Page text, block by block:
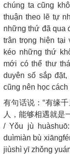
chúng ta cũng
thuận theo lẽ tự
những thứ đã qua
trân trọng hiện
kéo những thứ
mới có thể thư
duyên số sắp
cũng nên học
有句话说：“有缘
人，能够相遇就是
/ Yǒu jù
duìmiàn bù
jiùshì yī zhǒng